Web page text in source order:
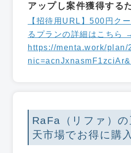
アップし案件獲得する
【招待用URL】500円ク
るプランの詳細はこちら
https://menta.work/plan/
RaFa（リファ）
天市場でお得に購